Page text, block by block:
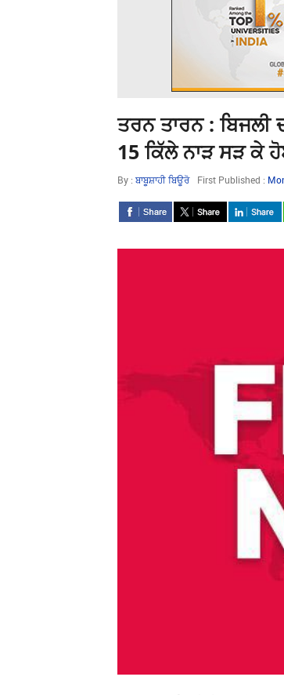
ਤਰਨ ਤਾਰਨ : ਬਿਜਲੀ
15 ਕਿੱਲੇ ਨਾੜ ਸੜ ਕੇ
By : ਬਾਬੂਸ਼ਾਹੀ ਬਿਊਰੋ First Published :